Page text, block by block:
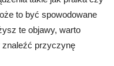
to być spowodowane
te objawy, warto
znaleźć przyczynę